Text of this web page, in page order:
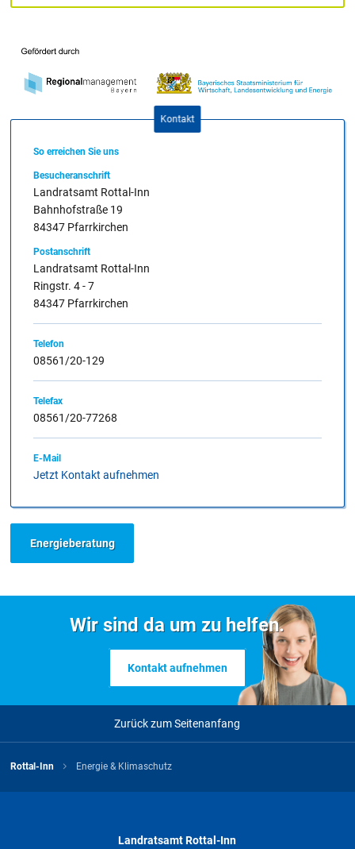
Kontakt
So erreichen Sie uns
Besucheranschrift
Landratsamt Rottal-Inn
Bahnhofstraße 19
84347 Pfarrkirchen
Postanschrift
Landratsamt Rottal-Inn
Ringstr. 4 - 7
84347 Pfarrkirchen
Telefon
08561/20-129
Telefax
08561/20-77268
E-Mail
Jetzt Kontakt aufnehmen
Energieberatung
Wir sind da um zu helfen.
Kontakt aufnehmen
Zurück zum Seitenanfang
Rottal-Inn Energie & Klimaschutz
Landratsamt Rottal-Inn